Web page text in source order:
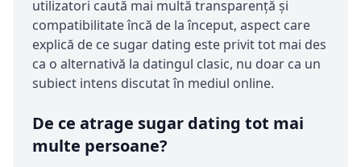
utilizatori caută mai multă transparență și
compatibilitate încă de la început, aspect care
explică de ce sugar dating este privit tot mai des
ca o alternativă la datingul clasic, nu doar ca un
subiect intens discutat în mediul online.
De ce atrage sugar dating tot mai
multe persoane?